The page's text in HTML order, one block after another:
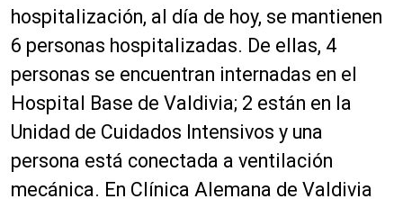
hospitalización, al día de hoy, se mantienen
6 personas hospitalizadas. De ellas, 4
personas se encuentran internadas en el
Hospital Base de Valdivia; 2 están en la
Unidad de Cuidados Intensivos y una
persona está conectada a ventilación
mecánica. En Clínica Alemana de Valdivia